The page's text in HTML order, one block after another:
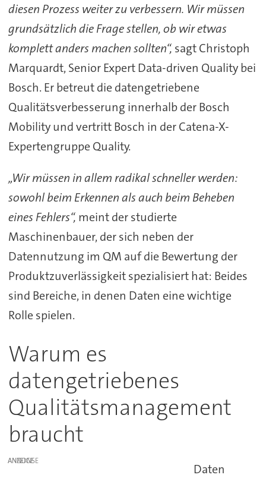
diesen Prozess weiter zu verbessern. Wir müssen
grundsätzlich die Frage stellen, ob wir etwas
komplett anders machen sollten“, sagt Christoph
Marquardt, Senior Expert Data-driven Quality bei
Bosch. Er betreut die datengetriebene
Qualitätsverbesserung innerhalb der Bosch
Mobility und vertritt Bosch in der Catena-X-
Expertengruppe Quality.
„Wir müssen in allem radikal schneller werden:
sowohl beim Erkennen als auch beim Beheben
eines Fehlers“, meint der studierte
Maschinenbauer, der sich neben der
Datennutzung im QM auf die Bewertung der
Produktzuverlässigkeit spezialisiert hat: Beides
sind Bereiche, in denen Daten eine wichtige
Rolle spielen.
Warum es
datengetriebenes
Qualitätsmanagement
braucht
ANZEIGE
Daten